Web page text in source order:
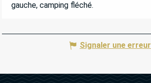
gauche, camping fléché.
Signaler une erreur